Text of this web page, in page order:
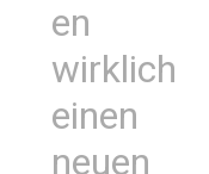
en
wirklich
einen
neuen